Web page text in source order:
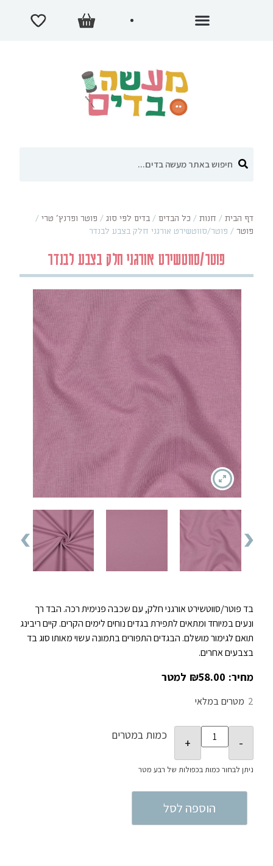
דף הבית / חנות / כל הבדים /בדים לפי סוג / פוטר ופרנץ' טרי /
פוטר / פוטר/סווטשירט אורגני חלק בצבע לבנדר
פוטר/סווטשירט אורגני חלק בצבע לבנדר
בד פוטר/סווטשירט אורגני חלק, עם שכבה פנימית רכה. הבד רך
ונעים במיוחד ומתאים לתפירת בגדים נוחים לימים הקרים. קיים ריבינג
תואם לגימור מושלם. הבגדים התפורים בתמונה עשוי מאותו סוג בד
בצבעים אחרים.
₪58.00
2 במלאי
כמות במטרים
הוספה לסל